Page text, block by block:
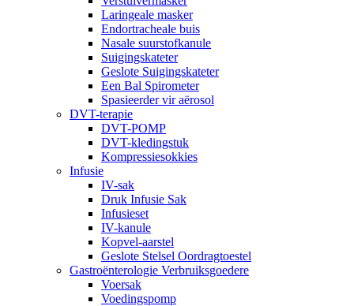
Laringeale masker
Endortracheale buis
Nasale suurstofkanule
Suigingskateter
Geslote Suigingskateter
Een Bal Spirometer
Spasieerder vir aërosol
DVT-terapie
DVT-POMP
DVT-kledingstuk
Kompressiesokkies
Infusie
IV-sak
Druk Infusie Sak
Infusieset
IV-kanule
Kopvel-aarstel
Geslote Stelsel Oordragtoestel
Gastroënterologie Verbruiksgoedere
Voersak
Voedingspomp